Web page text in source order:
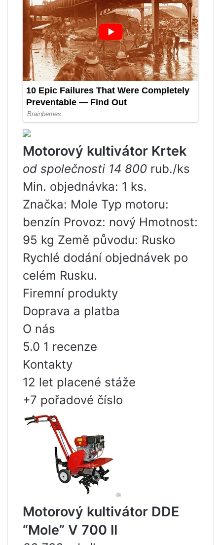
Motorový kultivátor Krtek
od společnosti 14 800 rub./ks
Min. objednávka: 1 ks.
Značka: Mole Typ motoru:
benzín Provoz: nový Hmotnost:
95 kg Země původu: Rusko
Rychlé dodání objednávek po
celém Rusku.
Firemní produkty
Doprava a platba
O nás
5.0 1 recenze
Kontakty
12 let placené stáže
+7 pořadové číslo
Motorový kultivátor DDE
“Mole” V 700 II